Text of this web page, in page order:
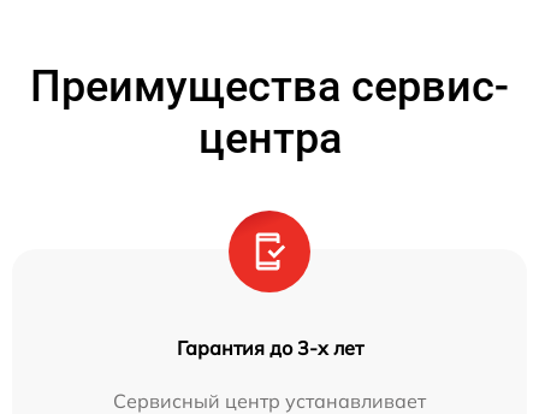
Преимущества сервис-
центра
Гарантия до 3-х лет
Сервисный центр устанавливает